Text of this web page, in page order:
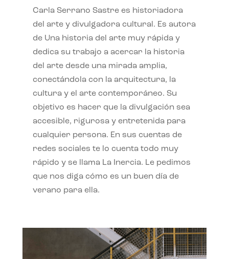
Carla Serrano Sastre es historiadora
del arte y divulgadora cultural. Es autora
de Una historia del arte muy rápida y
dedica su trabajo a acercar la historia
del arte desde una mirada amplia,
conectándola con la arquitectura, la
cultura y el arte contemporáneo. Su
objetivo es hacer que la divulgación sea
accesible, rigurosa y entretenida para
cualquier persona. En sus cuentas de
redes sociales te lo cuenta todo muy
rápido y se llama La Inercia. Le pedimos
que nos diga cómo es un buen día de
verano para ella.